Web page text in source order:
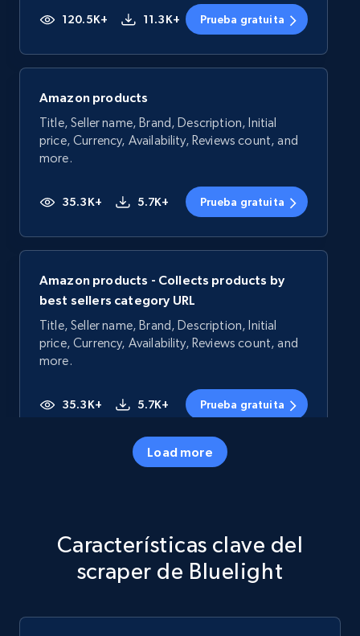
120.5K+ 11.3K+ Prueba gratuita
Amazon products
Title, Seller name, Brand, Description, Initial
price, Currency, Availability, Reviews count, and
more.
35.3K+ 5.7K+ Prueba gratuita
Amazon products - Collects products by
best sellers category URL
Title, Seller name, Brand, Description, Initial
price, Currency, Availability, Reviews count, and
more.
35.3K+ 5.7K+ Prueba gratuita
price, Currency, Availability, Reviews count, and
Load more
Características clave del
scraper de Bluelight